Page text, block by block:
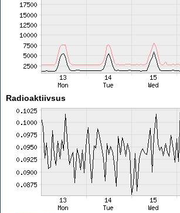
Radioaktiivsus